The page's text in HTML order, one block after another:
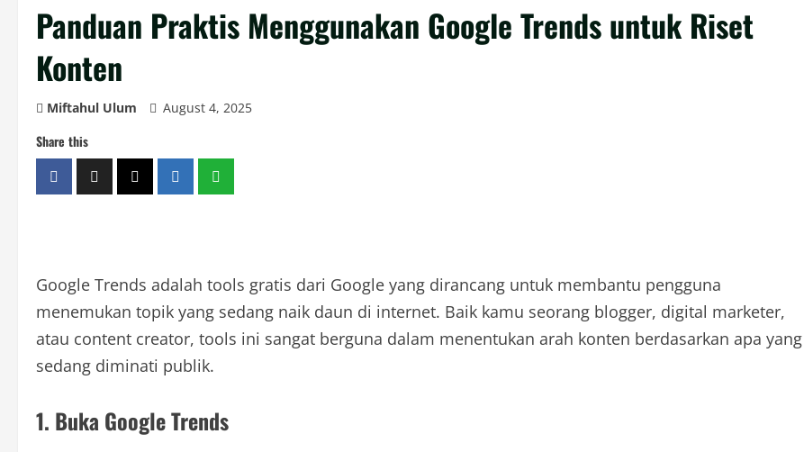
Panduan Praktis Menggunakan Google Trends untuk Riset
Konten
Miftahul Ulum August 4, 2025
Share this
Google Trends adalah tools gratis dari Google yang dirancang untuk membantu pengguna
menemukan topik yang sedang naik daun di internet. Baik kamu seorang blogger, digital marketer,
atau content creator, tools ini sangat berguna dalam menentukan arah konten berdasarkan apa yang
sedang diminati publik.
1. Buka Google Trends